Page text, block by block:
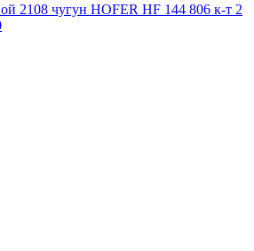
2108 чугун HOFER HF 144 806 к-т 2